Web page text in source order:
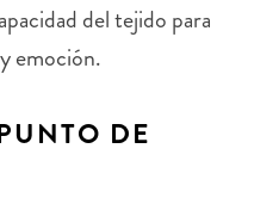
del tejido para
emoción.
DE